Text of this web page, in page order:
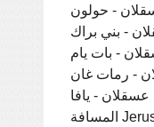
- حولون
- بني براك
- بات يام
- رمات غان
عسقلان - يافا